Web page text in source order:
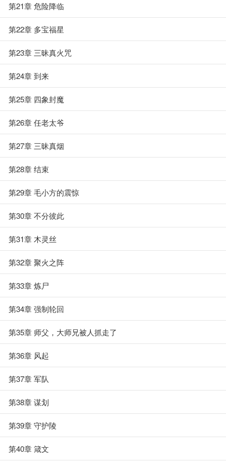
第21章 危险降临
第22章 多宝福星
第23章 三昧真火咒
第24章 到来
第25章 四象封魔
第26章 任老太爷
第27章 三昧真烟
第28章 结束
第29章 毛小方的震惊
第30章 不分彼此
第31章 木灵丝
第32章 聚火之阵
第33章 炼尸
第34章 强制轮回
第35章 师父，大师兄被人抓走了
第36章 风起
第37章 军队
第38章 谋划
第39章 守护陵
第40章 箴文